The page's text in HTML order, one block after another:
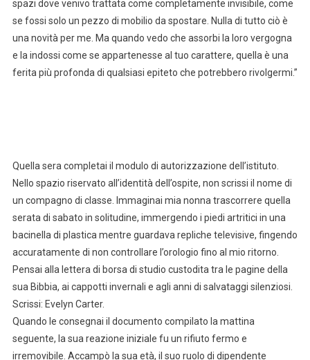
spazi dove venivo trattata come completamente invisibile, come
se fossi solo un pezzo di mobilio da spostare. Nulla di tutto ciò è
una novità per me. Ma quando vedo che assorbi la loro vergogna
e la indossi come se appartenesse al tuo carattere, quella è una
ferita più profonda di qualsiasi epiteto che potrebbero rivolgermi.”
Quella sera completai il modulo di autorizzazione dell’istituto.
Nello spazio riservato all’identità dell’ospite, non scrissi il nome di
un compagno di classe. Immaginai mia nonna trascorrere quella
serata di sabato in solitudine, immergendo i piedi artritici in una
bacinella di plastica mentre guardava repliche televisive, fingendo
accuratamente di non controllare l’orologio fino al mio ritorno.
Pensai alla lettera di borsa di studio custodita tra le pagine della
sua Bibbia, ai cappotti invernali e agli anni di salvataggi silenziosi.
Scrissi: Evelyn Carter.
Quando le consegnai il documento compilato la mattina
seguente, la sua reazione iniziale fu un rifiuto fermo e
irremovibile. Accampò la sua età, il suo ruolo di dipendente